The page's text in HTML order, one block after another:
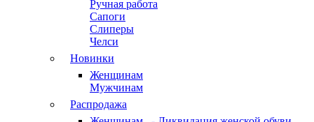
Ручная работа
Сапоги
Слиперы
Челси
Новинки
Женщинам
Мужчинам
Распродажа